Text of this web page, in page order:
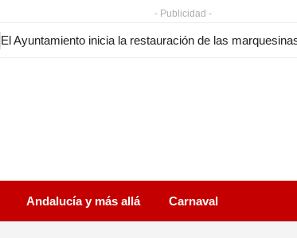
- Publicidad -
Andalucía y más allá Carnaval